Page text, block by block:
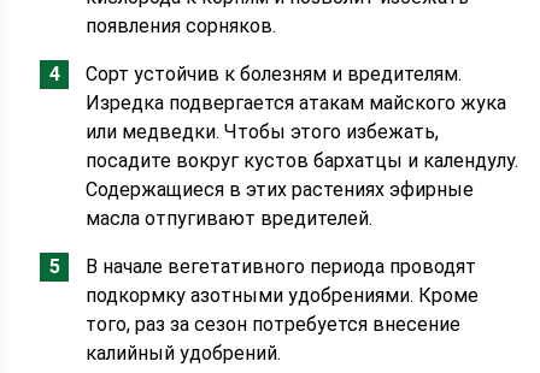
появления сорняков.
Сорт устойчив к болезням и вредителям.
Изредка подвергается атакам майского жука
или медведки. Чтобы этого избежать,
посадите вокруг кустов бархатцы и календулу.
Содержащиеся в этих растениях эфирные
масла отпугивают вредителей.
В начале вегетативного периода проводят
подкормку азотными удобрениями. Кроме
того, раз за сезон потребуется внесение
калийный удобрений.